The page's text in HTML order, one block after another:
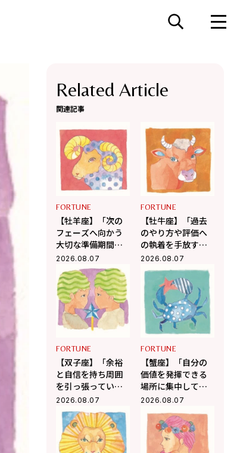
Related Article
関連記事
FORTUNE
【牡羊座】「次の
フェーズへ向かう
大切な準備期間」
杉浦エイトの幸運
を呼ぶ12星座占い
（8/7～9/6）
2026.08.07
FORTUNE
【牡牛座】「過去
のやり方や評価へ
の執着を手放す
時」杉浦エイトの
幸運を呼ぶ12星座
占い（8/7～9/6）
2026.08.07
FORTUNE
【双子座】「余裕
と自信を持ち周囲
を引っ張ってい
く」杉浦エイトの
幸運を呼ぶ12星座
占い（8/7～9/6）
2026.08.07
FORTUNE
【蟹座】「自分の
価値を発揮できる
場所に集中して」
杉浦エイトの幸運
を呼ぶ12星座占い
（7/7～8/6）
2026.08.07